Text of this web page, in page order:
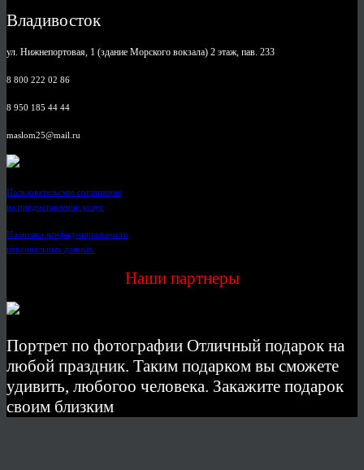
Владивосток
ул. Нижнепортовая, 1 (здание Морского вокзала) 2 этаж, пав. 233
8 800 222 02 86
8 950 185 44 44
maslom25@mail.ru
Пользовательское соглашение
на предоставление услуг
Политика конфиденциальности
персональных данных
Наши партнеры
Портрет по фотографии Отличный подарок на
любой праздник. Таким подарком вы сможете
удивить, любогоо человека. Закажите подарок
своим близким